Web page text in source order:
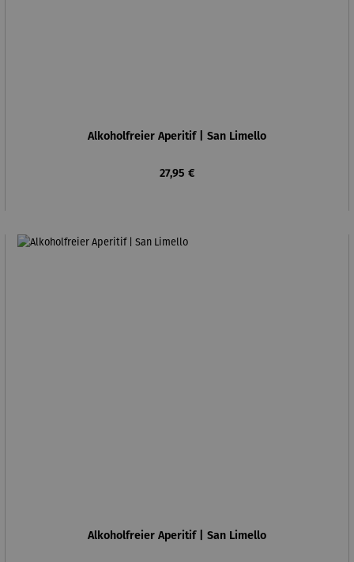
Alkoholfreier Aperitif | San Limello
Regulärer Preis:
27,95 €
Alkoholfreier Aperitif | San Limello